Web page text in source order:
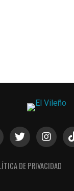
DE PRIVACIDAD